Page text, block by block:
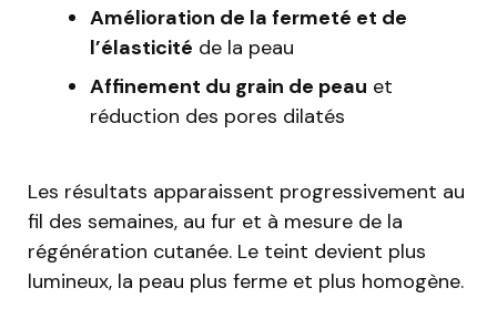
Amélioration de la fermeté et de
l’élasticité de la peau
Affinement du grain de peau et
réduction des pores dilatés
Les résultats apparaissent progressivement au
fil des semaines, au fur et à mesure de la
régénération cutanée. Le teint devient plus
lumineux, la peau plus ferme et plus homogène.